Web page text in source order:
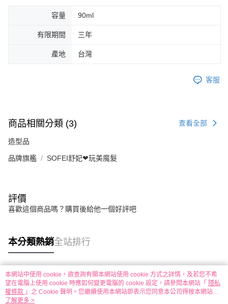
容量 90ml
有限期間 三年
產地 台灣
客服
商品相關分類 (3) 查看全部
造型品
品牌旗艦 SOFEI舒妃❤︎玩美魔髮
評價
喜歡這個商品嗎？購買後給他一個好評吧
本分類熱銷全站排行
熱門標籤
本網站中使用 cookie，欲查詢有關本網站使用 cookie 方式之詳情，及若您不希
望在電腦上使用 cookie 時應如何變更電腦的 cookie 設定，請參閱本網站「 隱私
權條款 」之 Cookie 聲明。您繼續使用本網站即表示您同意本公司得按本網站使
用條款之 Cookie 聲明使用 cookie。
了解更多 >